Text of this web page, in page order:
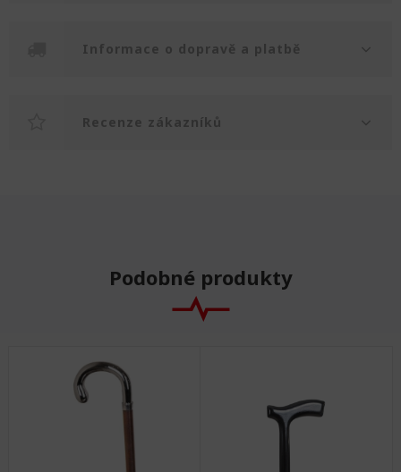
Informace o dopravě a platbě
Recenze zákazníků
Podobné produkty